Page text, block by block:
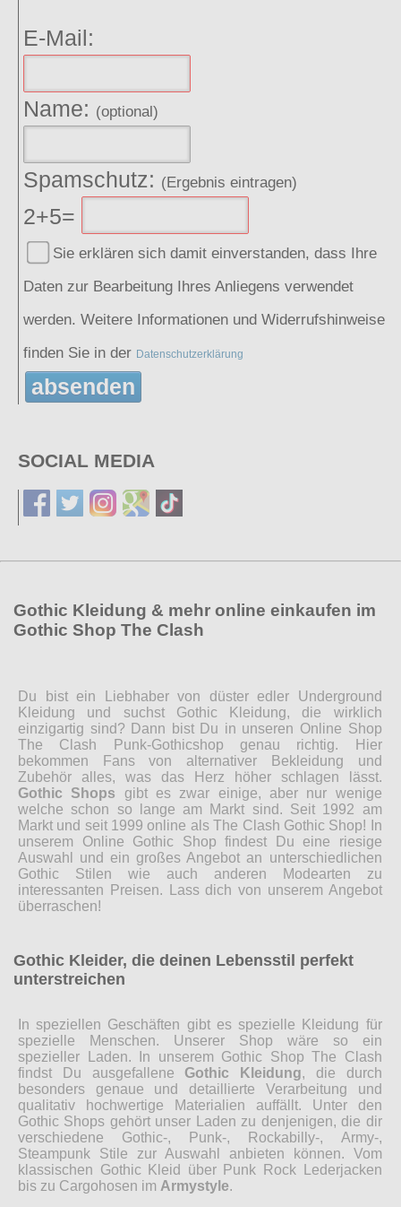
E-Mail:
Name: (optional)
Spamschutz: (Ergebnis eintragen)
2+5=
Sie erklären sich damit einverstanden, dass Ihre
Daten zur Bearbeitung Ihres Anliegens verwendet
werden. Weitere Informationen und Widerrufshinweise
finden Sie in der Datenschutzerklärung
absenden
SOCIAL MEDIA
Gothic Kleidung & mehr online einkaufen im
Gothic Shop The Clash
Du bist ein Liebhaber von düster edler Underground
Kleidung und suchst Gothic Kleidung, die wirklich
einzigartig sind? Dann bist Du in unseren Online Shop
The Clash Punk-Gothicshop genau richtig. Hier
bekommen Fans von alternativer Bekleidung und
Zubehör alles, was das Herz höher schlagen lässt.
Gothic Shops gibt es zwar einige, aber nur wenige
welche schon so lange am Markt sind. Seit 1992 am
Markt und seit 1999 online als The Clash Gothic Shop! In
unserem Online Gothic Shop findest Du eine riesige
Auswahl und ein großes Angebot an unterschiedlichen
Gothic Stilen wie auch anderen Modearten zu
interessanten Preisen. Lass dich von unserem Angebot
überraschen!
Gothic Kleider, die deinen Lebensstil perfekt
unterstreichen
In speziellen Geschäften gibt es spezielle Kleidung für
spezielle Menschen. Unserer Shop wäre so ein
spezieller Laden. In unserem Gothic Shop The Clash
findst Du ausgefallene Gothic Kleidung, die durch
besonders genaue und detaillierte Verarbeitung und
qualitativ hochwertige Materialien auffällt. Unter den
Gothic Shops gehört unser Laden zu denjenigen, die dir
verschiedene Gothic-, Punk-, Rockabilly-, Army-,
Steampunk Stile zur Auswahl anbieten können. Vom
klassischen Gothic Kleid über Punk Rock Lederjacken
bis zu Cargohosen im Armystyle.